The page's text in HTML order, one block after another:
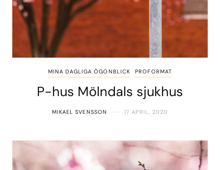
MINA DAGLIGA ÖGONBLICK PROFORMAT
P-hus Mölndals sjukhus
MIKAEL SVENSSON 17 APRIL, 2020